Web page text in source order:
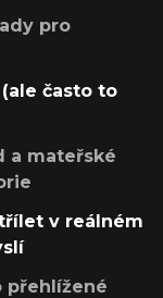
pro
často to
a mateřské
v reálném
přehlížené